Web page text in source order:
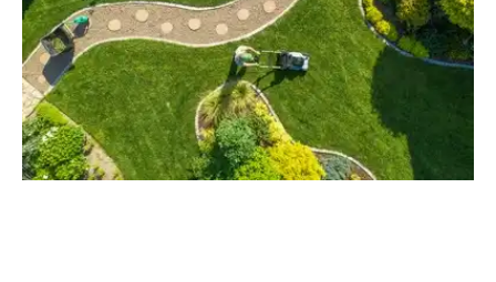
Service Entretien espace vert